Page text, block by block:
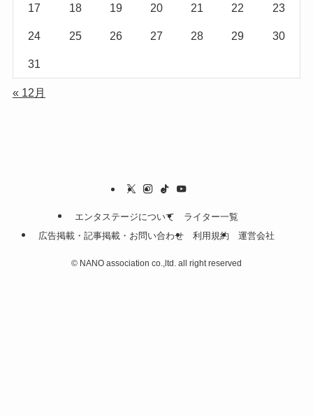
17 18 19 20 21 22 23
24 25 26 27 28 29 30
31
« 12月
エンタステージについて
ライター一覧
広告掲載・記事掲載・お問い合わせ
利用規約 運営会社
© NANO association co.,ltd. all right reserved